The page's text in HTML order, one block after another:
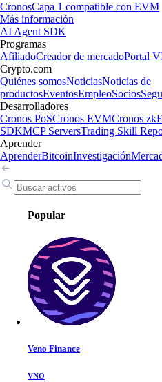
CronosCapa 1 compatible con EVM
Más información
AI Agent SDK
Programas
AfiliadoCreador de mercadoPortal
Crypto.com
Quiénes somosNoticiasNoticias de
productosEventosEmpleoSocios
Desarrolladores
Cronos PoSCronos EVMCronos
SDKMCP ServersTrading Skill
Aprender
AprenderBitcoinInvestigación
Popular
Veno Finance
VNO